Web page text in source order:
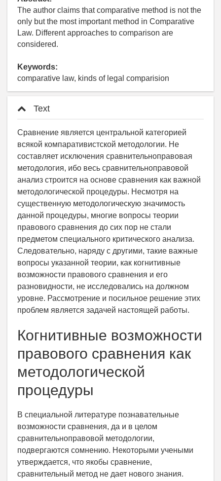
The author claims that comparative method is not the
only but the most important method in Comparative
Law. Different approaches to comparison are
considered.
Keywords:
comparative law, kinds of legal comparision
Text
Сравнение является центральной категорией
всякой компаративистской методологии. Не
составляет исключения сравнительно­правовая
методология, ибо весь сравнительно­правовой
анализ строится на основе сравнения как важной
методологической процедуры. Несмотря на
существенную методологическую значимость
данной процедуры, многие вопросы теории
правового сравнения до сих пор не стали
предметом специального критического анализа.
Следовательно, наряду с другими, такие важные
вопросы указанной теории, как когнитивные
возможности правового сравнения и его
разновидности, не исследовались на должном
уровне. Рассмотрение и посильное решение этих
проблем является задачей настоящей работы.
Когнитивные возможности
правового сравнения как
методологической
процедуры
В специальной литературе познавательные
возможности сравнения, да и в целом
сравнительно­правовой методологии,
подвергаются сомнению. Некоторыми учеными
утверждается, что якобы сравнение,
сравнительный метод не дает нового знания.